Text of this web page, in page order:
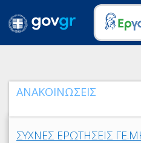
ΑΝΑΚΟΙΝΩΣΕΙΣ
ΣΥΧΝΕΣ ΕΡΩΤΗΣΕΙΣ